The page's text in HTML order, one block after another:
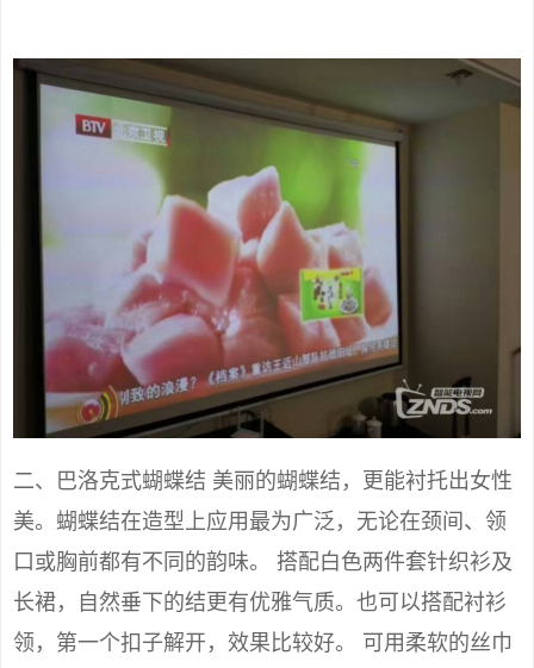
二、巴洛克式蝴蝶结 美丽的蝴蝶结，更能衬托出女性
美。蝴蝶结在造型上应用最为广泛，无论在颈间、领
口或胸前都有不同的韵味。 搭配白色两件套针织衫及
长裙，自然垂下的结更有优雅气质。也可以搭配衬衫
领，第一个扣子解开，效果比较好。 可用柔软的丝巾